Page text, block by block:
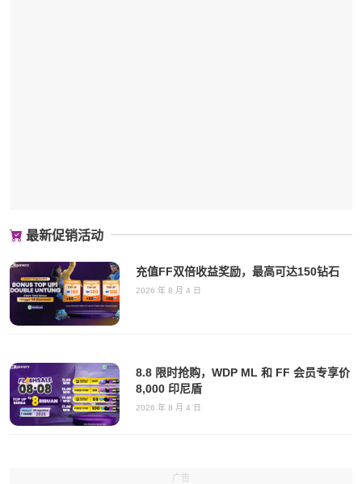
最新促销活动
充值FF双倍收益奖励，最高可达150钻石
2026 年 8 月 4 日
8.8 限时抢购，WDP ML 和 FF 会员专享价
8,000 印尼盾
2026 年 8 月 4 日
广告